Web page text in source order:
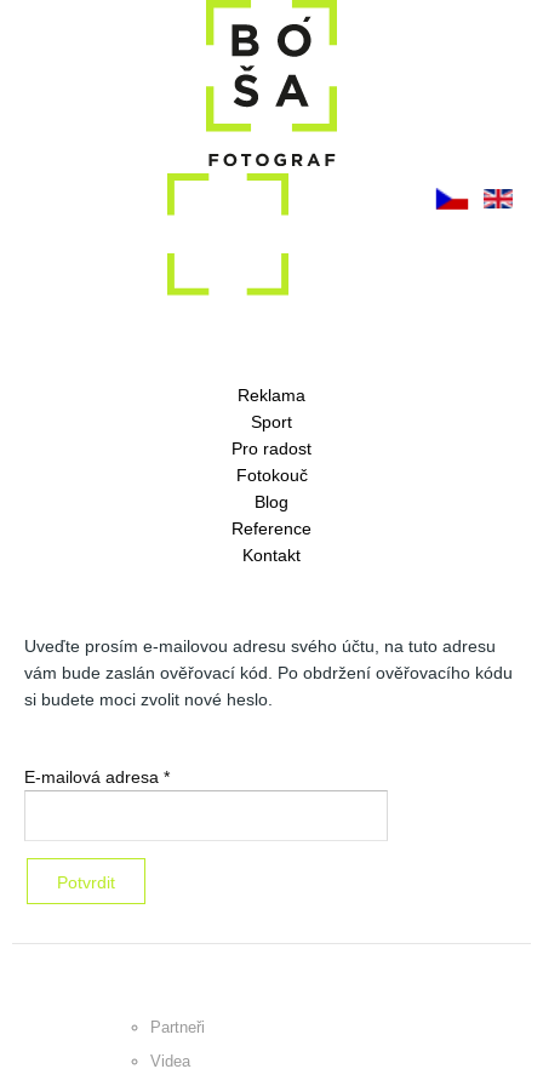
Reklama
Sport
Pro radost
Fotokouč
Blog
Reference
Kontakt
Uveďte prosím e-mailovou adresu svého účtu, na tuto adresu
vám bude zaslán ověřovací kód. Po obdržení ověřovacího kódu
si budete moci zvolit nové heslo.
E-mailová adresa *
Potvrdit
Partneři
Videa